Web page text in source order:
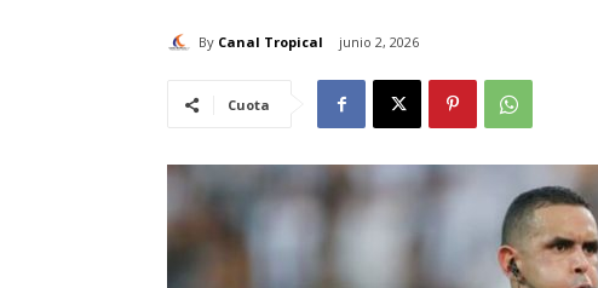
By Canal Tropical junio 2, 2026
Cuota